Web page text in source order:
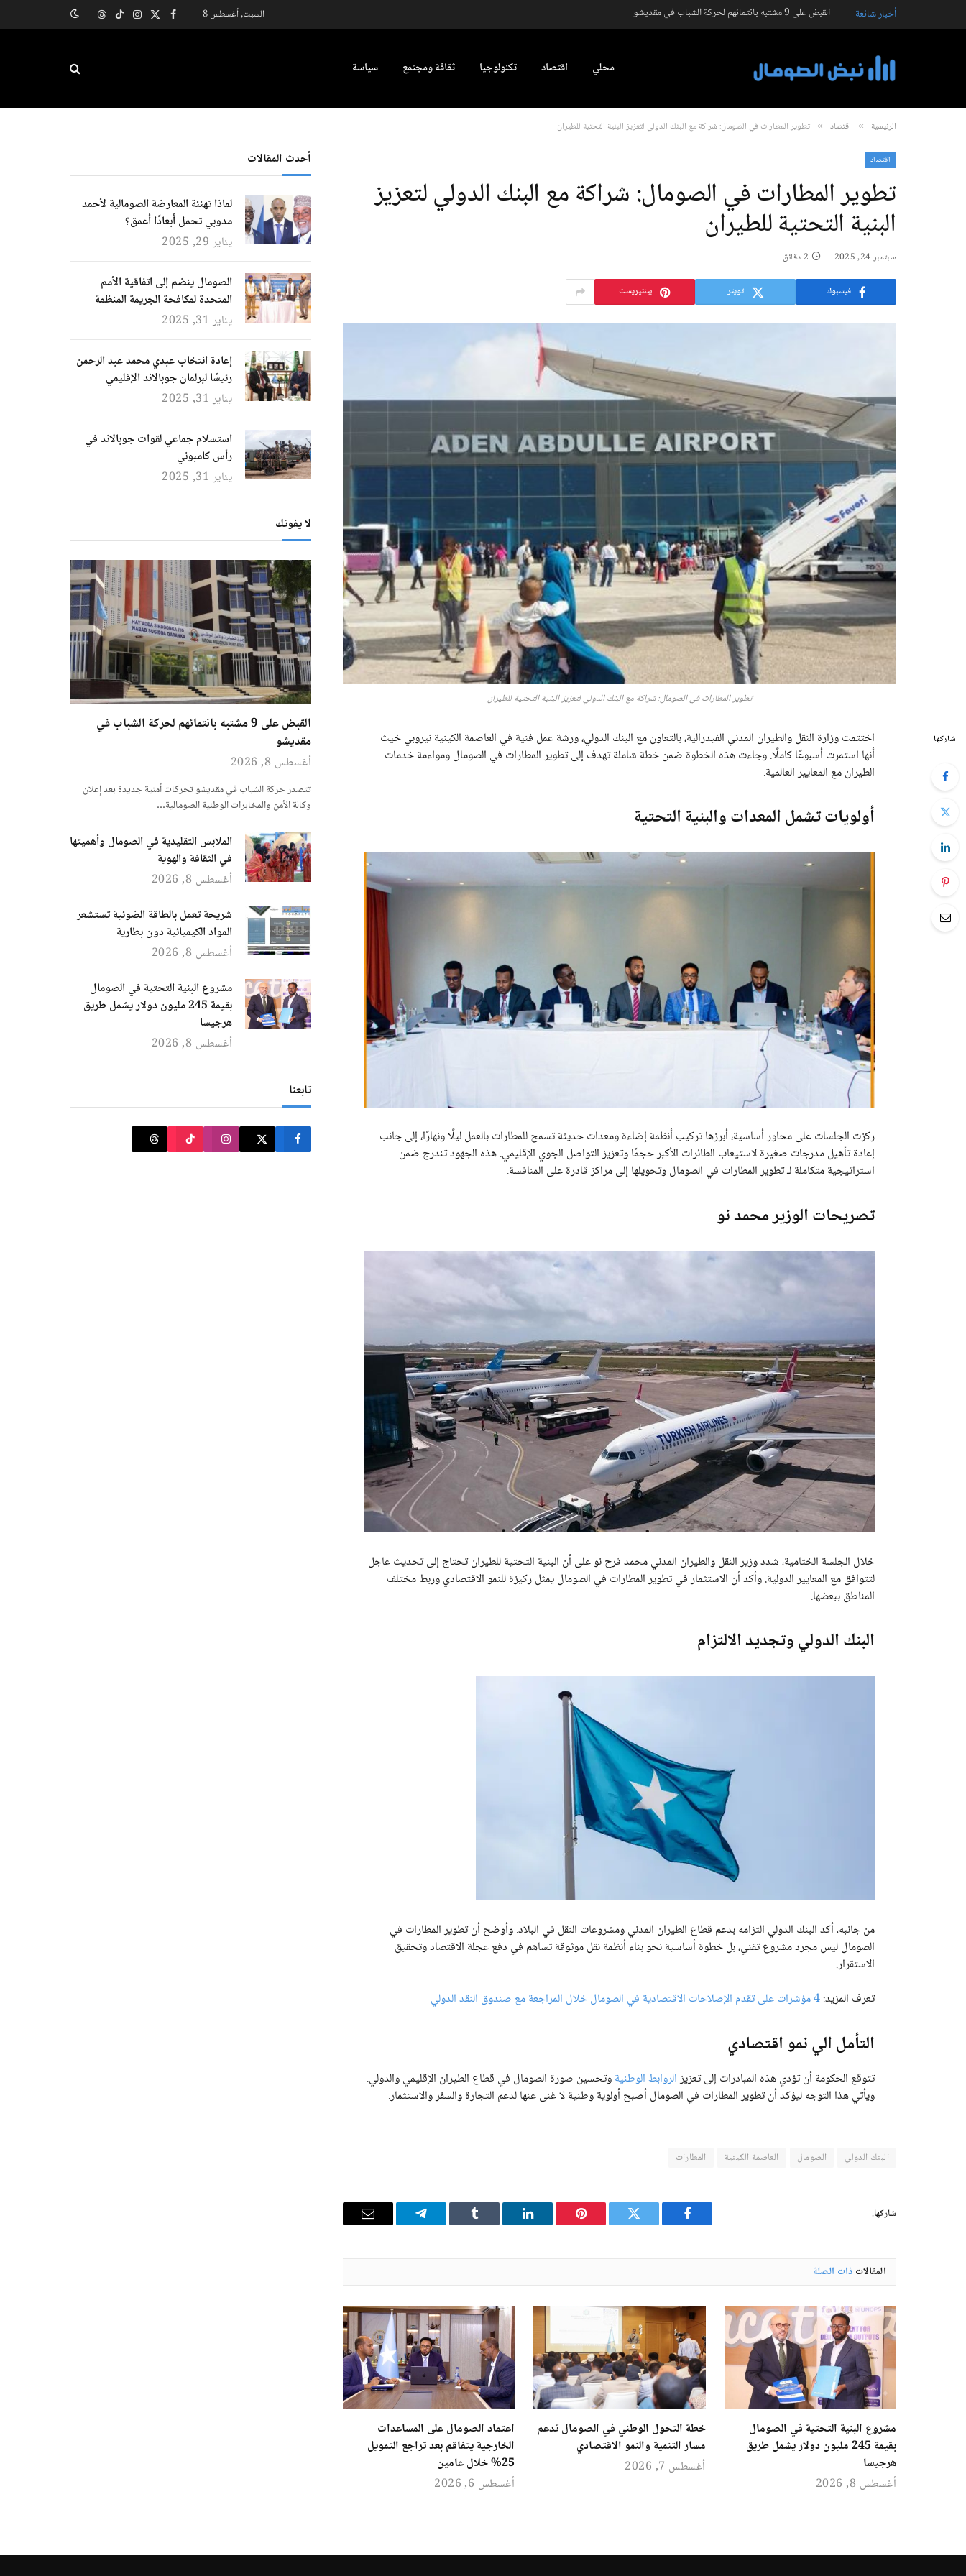
أخبار شائعة القبض على 9 مشتبه بانتمائهم لحركة الشباب في مقديشو السبت, أغسطس 8 فيسبوك
X
الانستغرام
تيكتوكThreads
محلي اقتصاد تكنولوجيا ثقافة ومجتمع سياسة
الرئيسية » اقتصاد » تطوير المطارات في الصومال: شراكة مع البنك الدولي لتعزيز البنية التحتية للطيران
اقتصاد
تطوير المطارات في الصومال: شراكة مع البنك الدولي لتعزيز
البنية التحتية للطيران
سبتمبر 24, 2025 2 دقائق
فيسبوك تويتر بينتيريست
تطوير المطارات في الصومال: شراكة مع البنك الدولي لتعزيز البنية التحتية للطيران
شاركها
اختتمت وزارة النقل والطيران المدني الفيدرالية، بالتعاون مع البنك الدولي، ورشة عمل فنية في العاصمة الكينية نيروبي خيث
أنها استمرت أسبوعًا كاملًا. وجاءت هذه الخطوة ضمن خطة شاملة تهدف إلى تطوير المطارات في الصومال ومواءمة خدمات
الطيران مع المعايير العالمية.
أولويات تشمل المعدات والبنية التحتية
ركزت الجلسات على محاور أساسية، أبرزها تركيب أنظمة إضاءة ومعدات حديثة تسمح للمطارات بالعمل ليلًا ونهارًا، إلى جانب
إعادة تأهيل مدرجات صغيرة لاستيعاب الطائرات الأكبر حجمًا وتعزيز التواصل الجوي الإقليمي. هذه الجهود تندرج ضمن
استراتيجية متكاملة لـ تطوير المطارات في الصومال وتحويلها إلى مراكز قادرة على المنافسة.
تصريحات الوزير محمد نو
خلال الجلسة الختامية، شدد وزير النقل والطيران المدني محمد فرح نو على أن البنية التحتية للطيران تحتاج إلى تحديث عاجل
لتتوافق مع المعايير الدولية. وأكد أن الاستثمار في تطوير المطارات في الصومال يمثل ركيزة للنمو الاقتصادي وربط مختلف
المناطق ببعضها.
البنك الدولي وتجديد الالتزام
من جانبه، أكد البنك الدولي التزامه بدعم قطاع الطيران المدني ومشروعات النقل في البلاد. وأوضح أن تطوير المطارات في
الصومال ليس مجرد مشروع تقني، بل خطوة أساسية نحو بناء أنظمة نقل موثوقة تساهم في دفع عجلة الاقتصاد وتحقيق
الاستقرار.
تعرف المزيد:4 مؤشرات على تقدم الإصلاحات الاقتصادية في الصومال خلال المراجعة مع صندوق النقد الدولي
التأمل الي نمو اقتصادي
تتوقع الحكومة أن تؤدي هذه المبادرات إلى تعزيزالروابط الوطنيةوتحسين صورة الصومال في قطاع الطيران الإقليمي والدولي.
ويأتي هذا التوجه ليؤكد أن تطوير المطارات في الصومال أصبح أولوية وطنية لا غنى عنها لدعم التجارة والسفر والاستثمار.
البنك الدولي الصومال العاصمة الكينية المطارات
شاركها.
فيسبوك تويتر بينتيريستلينكدإن Tumblr تيلقرام
البريد
المقالات ذات الصلة
مشروع البنية التحتية في الصومال
بقيمة 245 مليون دولار يشمل طريق
هرجيسا
أغسطس 8, 2026
خطة التحول الوطني في الصومال تدعم
مسار التنمية والنمو الاقتصادي
أغسطس 7, 2026
اعتماد الصومال على المساعدات
الخارجية يتفاقم بعد تراجع التمويل
25% خلال عامين
أغسطس 6, 2026
أحدث المقالات
لماذا تهنئة المعارضة الصومالية لأحمد
مدوبي تحمل أبعادًا أعمق؟
يناير 29, 2025
الصومال ينضم إلى اتفاقية الأمم
المتحدة لمكافحة الجريمة المنظمة
يناير 31, 2025
إعادة انتخاب عبدي محمد عبد الرحمن
رئيسًا لبرلمان جوبالاند الإقليمي
يناير 31, 2025
استسلام جماعي لقوات جوبالاند في
رأس كامبوني
يناير 31, 2025
لا يفوتك
القبض على 9 مشتبه بانتمائهم لحركة الشباب في
مقديشو
أغسطس 8, 2026
تتصدر حركة الشباب في مقديشو تحركات أمنية جديدة بعد إعلان
وكالة الأمن والمخابرات الوطنية الصومالية…
الملابس التقليدية في الصومال وأهميتها
في الثقافة والهوية
أغسطس 8, 2026
شريحة تعمل بالطاقة الضوئية تستشعر
المواد الكيميائية دون بطارية
أغسطس 8, 2026
مشروع البنية التحتية في الصومال
بقيمة 245 مليون دولار يشمل طريق
هرجيسا
أغسطس 8, 2026
تابعنا